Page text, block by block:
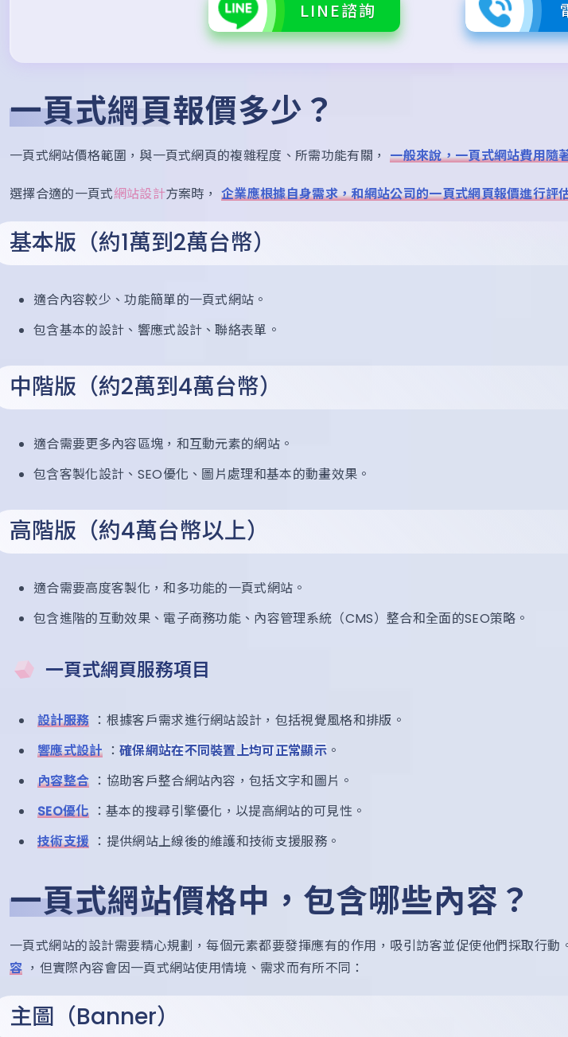
LINE諮詢
一頁式網頁報價多少？
一頁式網站價格範圍，與一頁式網頁的複雜程度、所需功能有關， 一般來說，一頁式網站費用隨
選擇合適的一頁式網站設計方案時， 企業應根據自身需求，和網站公司的一頁式網頁報價進行評
基本版（約1萬到2萬台幣）
適合內容較少、功能簡單的一頁式網站。
包含基本的設計、響應式設計、聯絡表單。
中階版（約2萬到4萬台幣）
適合需要更多內容區塊，和互動元素的網站。
包含客製化設計、SEO優化、圖片處理和基本的動畫效果。
高階版（約4萬台幣以上）
適合需要高度客製化，和多功能的一頁式網站。
包含進階的互動效果、電子商務功能、內容管理系統（CMS）整合和全面的SEO策略。
一頁式網頁服務項目
設計服務 ：根據客戶需求進行網站設計，包括視覺風格和排版。
響應式設計 ： 確保網站在不同裝置上均可正常顯示 。
內容整合 ：協助客戶整合網站內容，包括文字和圖片。
SEO優化 ：基本的搜尋引擎優化，以提高網站的可見性。
技術支援 ：提供網站上線後的維護和技術支援服務。
一頁式網站價格中，包含哪些內容？
一頁式網站的設計需要精心規劃，每個元素都要發揮應有的作用，吸引訪客並促使他們採取行動
容 ，但實際內容會因一頁式網站使用情境、需求而有所不同：
主圖（Banner）